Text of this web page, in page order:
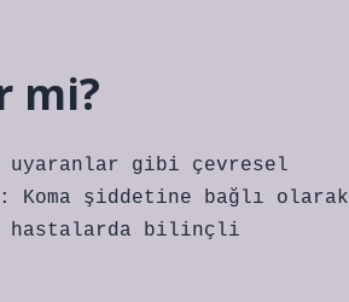
mi?
gibi çevresel
Koma şiddetine bağlı olarak
hastalarda bilinçli